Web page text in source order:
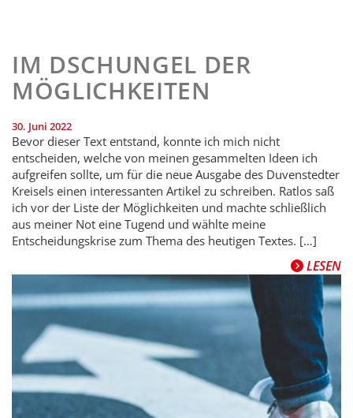
IM DSCHUNGEL DER
MÖGLICHKEITEN
30. Juni 2022
Bevor dieser Text entstand, konnte ich mich nicht
entscheiden, welche von meinen gesammelten Ideen ich
aufgreifen sollte, um für die neue Ausgabe des Duvenstedter
Kreisels einen interessanten Artikel zu schreiben. Ratlos saß
ich vor der Liste der Möglichkeiten und machte schließlich
aus meiner Not eine Tugend und wählte meine
Entscheidungskrise zum Thema des heutigen Textes. […]
LESEN